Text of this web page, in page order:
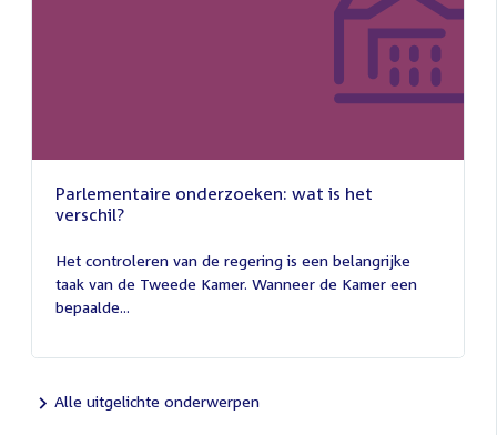
Parlementaire onderzoeken: wat is het
verschil?
juli
2026
Het controleren van de regering is een belangrijke
taak van de Tweede Kamer. Wanneer de Kamer een
bepaalde...
Alle uitgelichte onderwerpen